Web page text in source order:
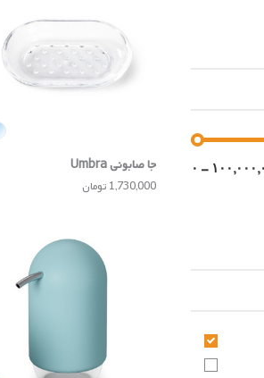
جا صابونی Umbra
1,730,000 تومان